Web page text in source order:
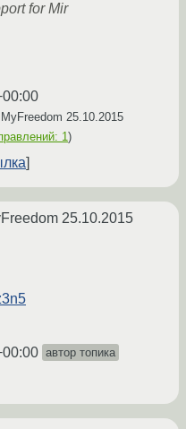
for Mir
25.10.2015
1)
25.10.2015
автор топика